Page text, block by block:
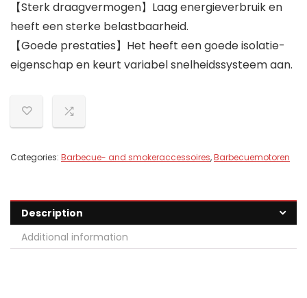
【Sterk draagvermogen】Laag energieverbruik en
heeft een sterke belastbaarheid.
【Goede prestaties】Het heeft een goede isolatie-
eigenschap en keurt variabel snelheidssysteem aan.
Categories: Barbecue- and smokeraccessoires,Barbecuemotoren
Description
Additional information